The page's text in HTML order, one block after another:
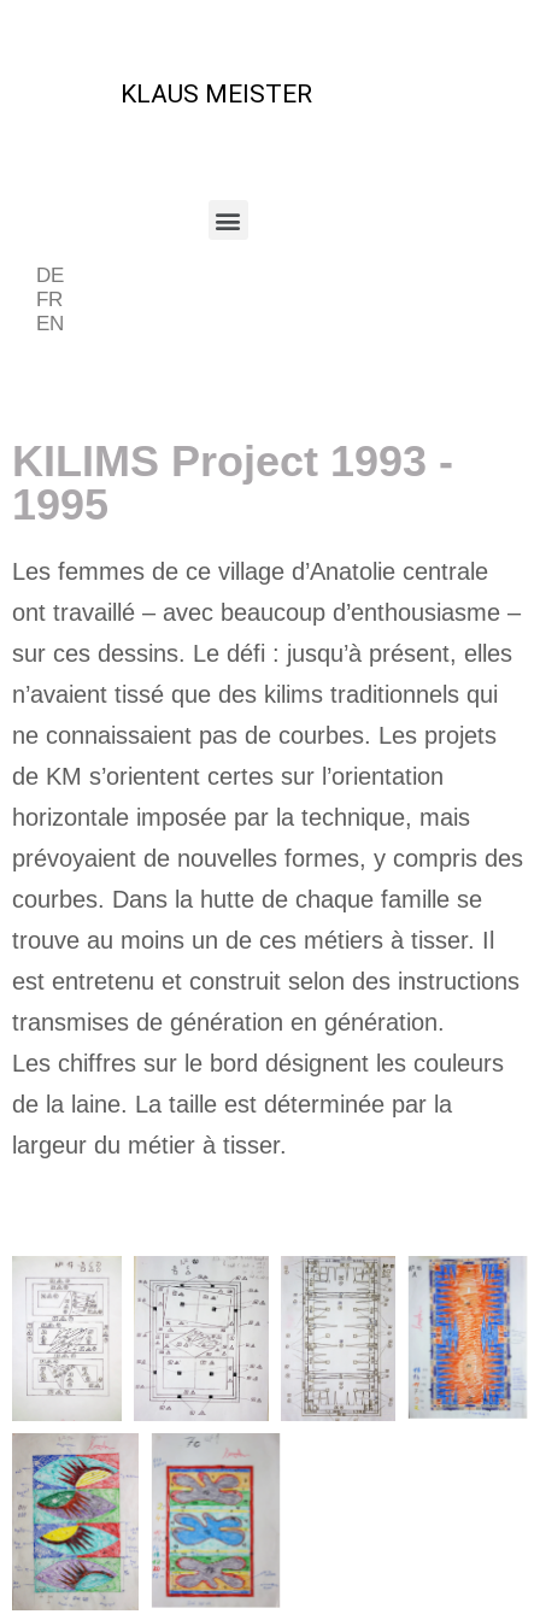
KLAUS MEISTER
DE
FR
EN
KILIMS Project 1993 -
1995
Les femmes de ce village d’Anatolie centrale
ont travaillé – avec beaucoup d’enthousiasme –
sur ces dessins. Le défi : jusqu’à présent, elles
n’avaient tissé que des kilims traditionnels qui
ne connaissaient pas de courbes. Les projets
de KM s’orientent certes sur l’orientation
horizontale imposée par la technique, mais
prévoyaient de nouvelles formes, y compris des
courbes. Dans la hutte de chaque famille se
trouve au moins un de ces métiers à tisser. Il
est entretenu et construit selon des instructions
transmises de génération en génération.
Les chiffres sur le bord désignent les couleurs
de la laine. La taille est déterminée par la
largeur du métier à tisser.